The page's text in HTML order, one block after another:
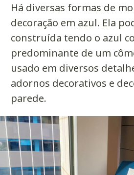
Há diversas formas de
decoração em azul. Ela
construída tendo o azul
predominante de um
usado em diversos
adornos decorativos e
parede.